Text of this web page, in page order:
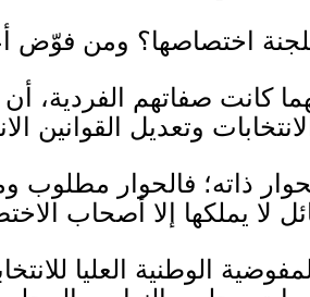
اختصاصها؟ ومن فوّض
كانت صفاتهم الفردية، أن
وتعديل
ذاته؛ فالحوار مطلوب
لا يملكها إلا أصحاب
الوطنية العليا